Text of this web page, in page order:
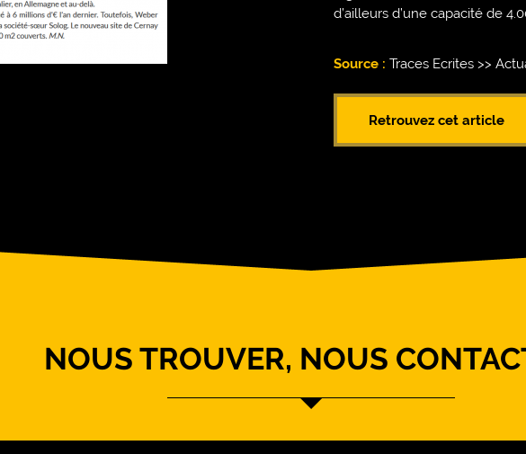
d’ailleurs d’une capacité de
Source : Traces Ecrites >>
Retrouvez cet article
NOUS TROUVER, NOUS